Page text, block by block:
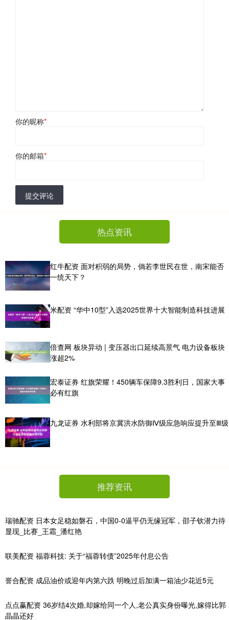
你的昵称*
你的邮箱*
提交评论
热点资讯
红牛配资 面对积弱的局势，倘若李世民在世，南宋能否
一统天下？
米配资 “华中10型”入选2025世界十大智能制造科技进展
倍查网 板块异动 | 变压器出口延续高景气 电力设备板块
涨超2%
宏泰证券 红旗荣耀！450辆车保障9.3胜利日，国家大事
必有红旗
九龙证券 水利部将京冀洪水防御Ⅳ级应急响应提升至Ⅲ级
推荐资讯
瑞驰配资 日本女足稳如磐石，中国0-0逼平仍无缘冠军，邵子钦潜力待
显现_比赛_王霜_潘红艳
联美配资 福蓉科技: 关于“福蓉转债”2025年付息公告
誉合配资 成品油价或迎年内第六跌 明晚过后加满一箱油少花近5元
点点赢配资 36岁结4次婚,却嫁给同一个人,老公真实身份曝光,嫁得比郭
晶晶还好